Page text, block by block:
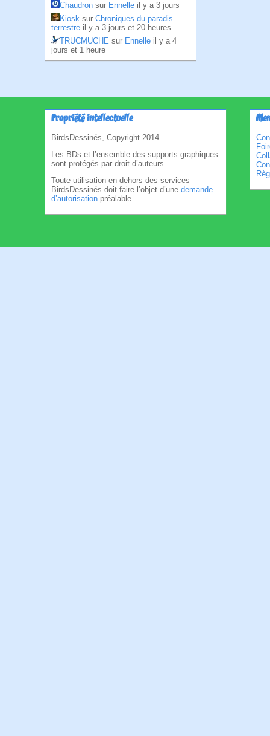
Chaudron sur Ennelle il y a 3 jours
Kiosk sur Chroniques du paradis
terrestre il y a 3 jours et 20 heures
TRUCMUCHE sur Ennelle il y a 4
jours et 1 heure
Propriété intellectuelle
BirdsDessinés, Copyright 2014
Les BDs et l’ensemble des supports graphiques
sont protégés par droit d’auteurs.
Toute utilisation en dehors des services
BirdsDessinés doit faire l’objet d’une demande
d’autorisation préalable.